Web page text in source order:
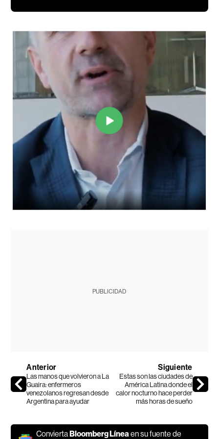
PUBLICIDAD
Anterior
Las manos que volvieron a La
Guaira: enfermeros
venezolanos regresan desde
Argentina para ayudar
Siguiente
Estas son las ciudades de
América Latina donde el
calor nocturno hace perder
más horas de sueño
ConviertaBloomberg Líneaen su fuente de